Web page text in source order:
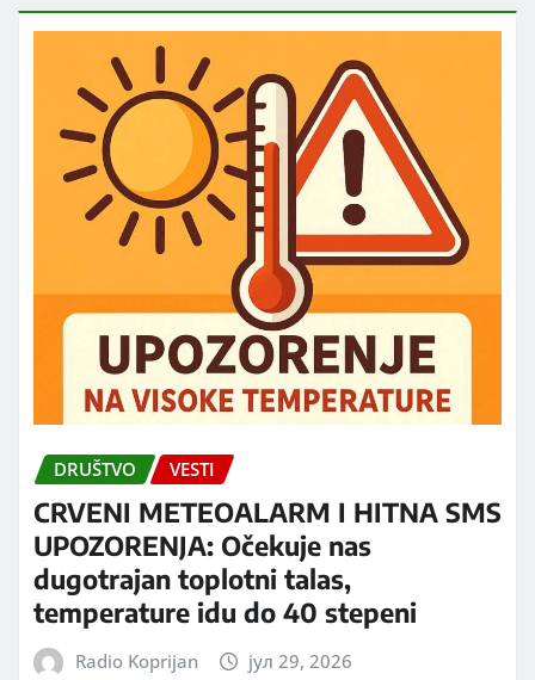
DRUŠTVO VESTI
CRVENI METEOALARM I HITNA SMS
UPOZORENJA: Očekuje nas
dugotrajan toplotni talas,
temperature idu do 40 stepeni
Radio Koprijan јул 29, 2026